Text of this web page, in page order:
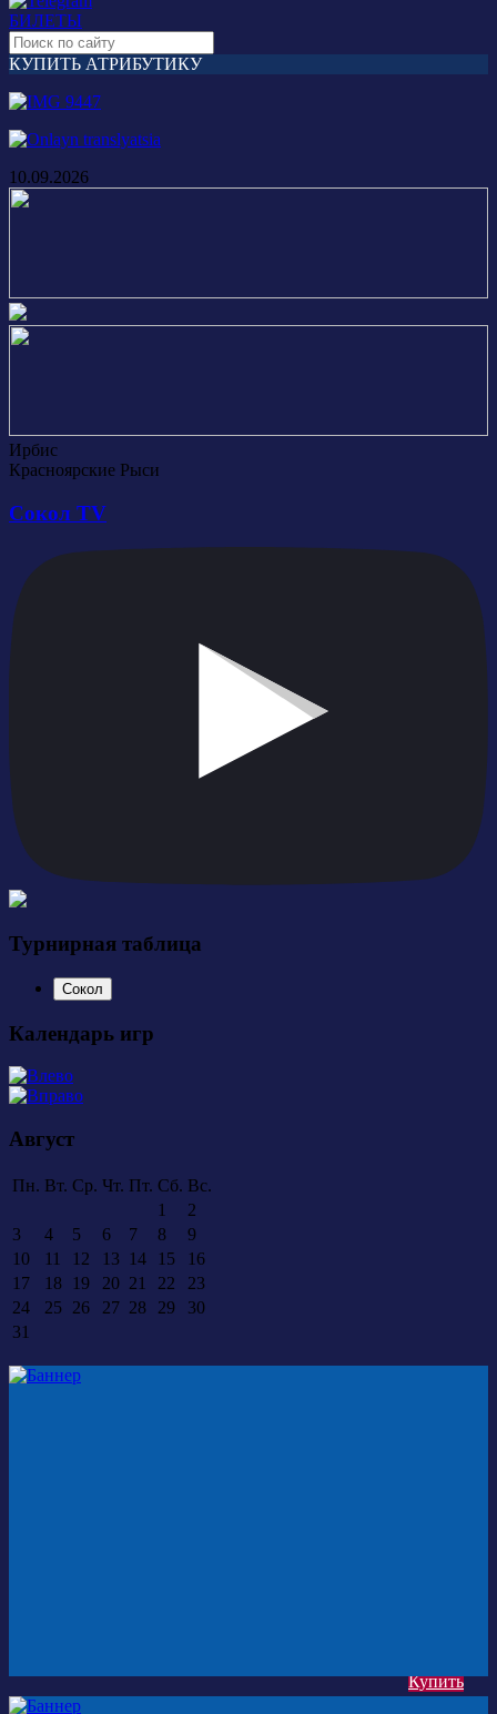
БИЛЕТЫ
КУПИТЬ АТРИБУТИКУ
Купить
10.09.2026
Ирбис
Красноярские Рыси
Сокол TV
Турнирная таблица
Сокол
Календарь игр
Август
Пн. Вт. Ср. Чт. Пт. Сб. Вс.
1
2
3
4 5 6 7 8
9
10
11 12 13 14 15
16
17
18 19 20 21 22
23
24
25 26 27 28 29
30
31